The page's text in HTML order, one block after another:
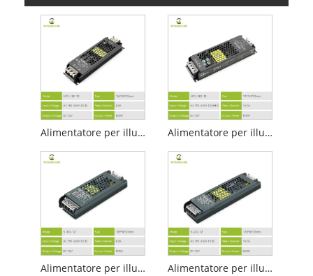
Alimentatore per illuminazione lineare a LED 12v 100w Alimentatore per illuminazione lineare a LED 12v 200w
Alimentatore per illuminazione lineare a LED elegante 12v 100w Alimentatore per illuminazione lineare a risparmio energetico a LED 12v 100w